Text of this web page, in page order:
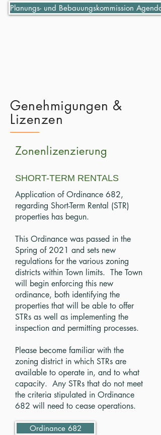
Planungs- und Bebauungskommission
Genehmigungen &
Lizenzen
Zonenlizenzierung
SHORT-TERM RENTALS
Application of Ordinance 682,
regarding Short-Term Rental (STR)
properties has begun.
This Ordinance was passed in the
Spring of 2021 and sets new
regulations for the various zoning
districts within Town limits. The Town
will begin enforcing this new
ordinance, both identifying the
properties that will be able to offer
STRs as well as implementing the
inspection and permitting processes.
Please become familiar with the
zoning district in which STRs are
available to operate in, and to what
capacity. Any STRs that do not meet
the criteria stipulated in Ordinance
682 will need to cease operations.
Ordinance 682